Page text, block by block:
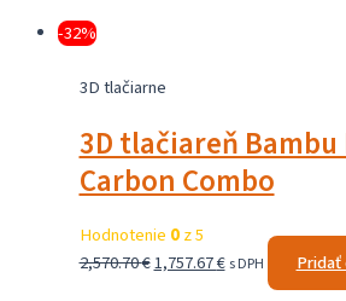
-32%
3D tlačiarne
3D tlačiareň Bambu
Carbon Combo
Hodnotenie 0z 5
2,570.70€Pôvodná
1,757.67€Aktuálna
s DPH Pridať